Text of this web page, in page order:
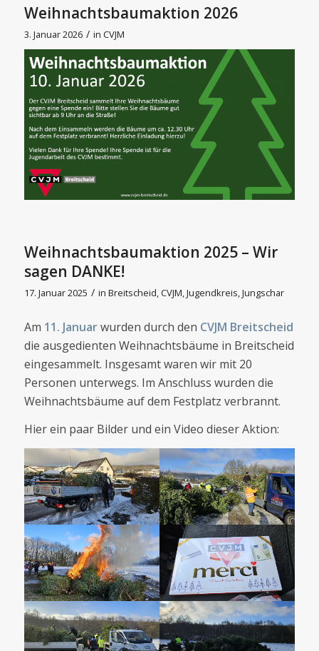
Weihnachtsbaumaktion 2026
3. Januar 2026 / in CVJM
Weihnachtsbaumaktion 2025 – Wir
sagen DANKE!
17. Januar 2025 / in Breitscheid,CVJM,Jugendkreis,Jungschar
Am 11. Januarwurden durch den CVJM Breitscheid
die ausgedienten Weihnachtsbäume in Breitscheid
eingesammelt. Insgesamt waren wir mit 20
Personen unterwegs. Im Anschluss wurden die
Weihnachtsbäume auf dem Festplatz verbrannt.
Hier ein paar Bilder und ein Video dieser Aktion: